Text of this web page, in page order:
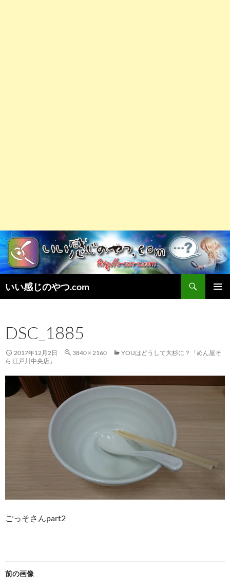
いい感じのやつ.com
索
ン
ツ
へ
ス
ッ
DSC_1885
2017年12月2日 3840 × 2160
YOUはどうして大杉に？「めん屋そ
ら 江戸川中央店」
ごっそさんpart2
前の画像